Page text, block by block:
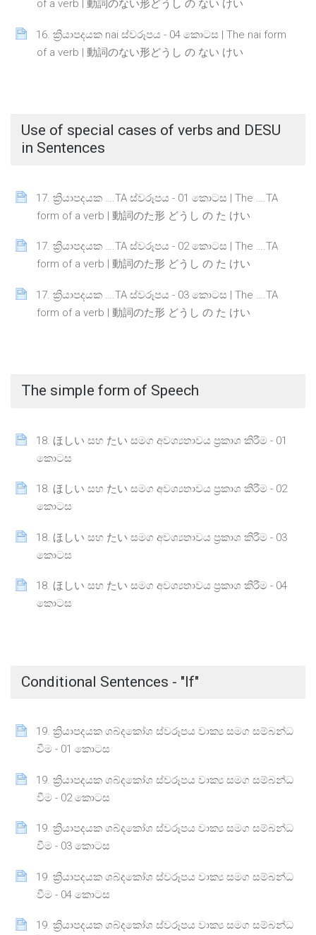
of a verb | 動詞のない形どうし の ない けい
Page
16. ක්‍රියාපදයක nai ස්වරූපය - 04 කොටස | The nai form
of a verb | 動詞のない形どうし の ない けい
Page
Use of special cases of verbs and DESU
in Sentences
17. ක්‍රියාපදයක ….TA ස්වරූපය - 01 කොටස | The ….TA
form of a verb | 動詞のた形 どうし の た けい
Page
17. ක්‍රියාපදයක ….TA ස්වරූපය - 02 කොටස | The ….TA
form of a verb | 動詞のた形 どうし の た けい
Page
17. ක්‍රියාපදයක ….TA ස්වරූපය - 03 කොටස | The ….TA
form of a verb | 動詞のた形 どうし の た けい
Page
The simple form of Speech
18. ほしい සහ たい සමග අවශ්‍යතාවය ප්‍රකාශ කිරීම - 01
කොටස
Page
18. ほしい සහ たい සමග අවශ්‍යතාවය ප්‍රකාශ කිරීම - 02
කොටස
Page
18. ほしい සහ たい සමග අවශ්‍යතාවය ප්‍රකාශ කිරීම - 03
කොටස
Page
18. ほしい සහ たい සමග අවශ්‍යතාවය ප්‍රකාශ කිරීම - 04
කොටස
Page
Conditional Sentences - "If"
19. ක්‍රියාපදයක ශබ්දකෝශ ස්වරූපය වාක්‍ය සමග සම්බන්ධ
වීම - 01 කොටස
Page
19. ක්‍රියාපදයක ශබ්දකෝශ ස්වරූපය වාක්‍ය සමග සම්බන්ධ
වීම - 02 කොටස
Page
19. ක්‍රියාපදයක ශබ්දකෝශ ස්වරූපය වාක්‍ය සමග සම්බන්ධ
වීම - 03 කොටස
Page
19. ක්‍රියාපදයක ශබ්දකෝශ ස්වරූපය වාක්‍ය සමග සම්බන්ධ
වීම - 04 කොටස
Page
19. ක්‍රියාපදයක ශබ්දකෝශ ස්වරූපය වාක්‍ය සමග සම්බන්ධ